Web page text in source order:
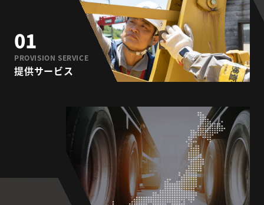
01
PROVISION SERVICE
提供サービス